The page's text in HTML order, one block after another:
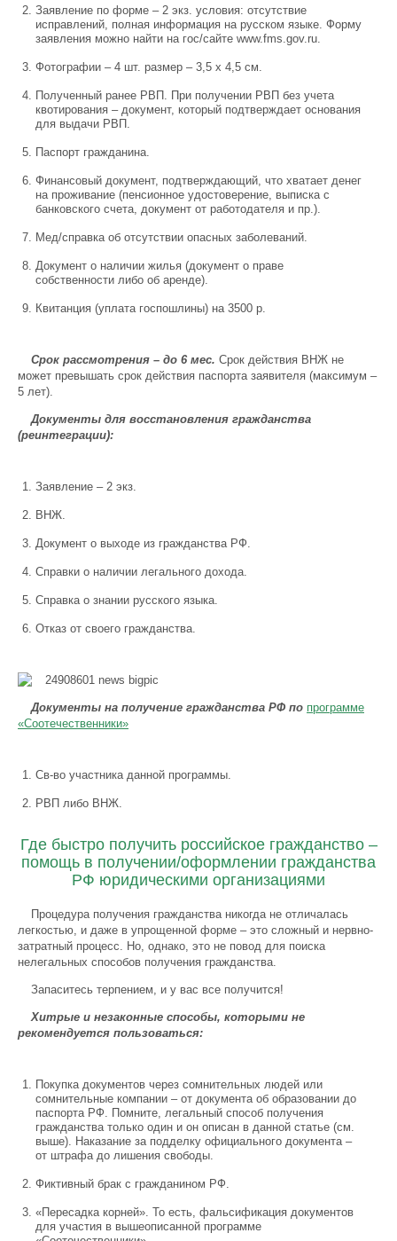
Заявление по форме – 2 экз. условия: отсутствие
исправлений, полная информация на русском языке. Форму
заявления можно найти на гос/сайте www.fms.gov.ru.
Фотографии – 4 шт. размер – 3,5 х 4,5 см.
Полученный ранее РВП. При получении РВП без учета
квотирования – документ, который подтверждает основания
для выдачи РВП.
Паспорт гражданина.
Финансовый документ, подтверждающий, что хватает денег
на проживание (пенсионное удостоверение, выписка с
банковского счета, документ от работодателя и пр.).
Мед/справка об отсутствии опасных заболеваний.
Документ о наличии жилья (документ о праве
собственности либо об аренде).
Квитанция (уплата госпошлины) на 3500 р.
Срок рассмотрения – до 6 мес. Срок действия ВНЖ не
может превышать срок действия паспорта заявителя (максимум –
5 лет).
Документы для восстановления гражданства
(реинтеграции):
Заявление – 2 экз.
ВНЖ.
Документ о выходе из гражданства РФ.
Справки о наличии легального дохода.
Справка о знании русского языка.
Отказ от своего гражданства.
Документы на получение гражданства РФ по программе
«Соотечественники»
Св-во участника данной программы.
РВП либо ВНЖ.
Где быстро получить российское гражданство –
помощь в получении/оформлении гражданства
РФ юридическими организациями
Процедура получения гражданства никогда не отличалась
легкостью, и даже в упрощенной форме – это сложный и нервно-
затратный процесс. Но, однако, это не повод для поиска
нелегальных способов получения гражданства.
Запаситесь терпением, и у вас все получится!
Хитрые и незаконные способы, которыми не
рекомендуется пользоваться:
Покупка документов через сомнительных людей или
сомнительные компании – от документа об образовании до
паспорта РФ. Помните, легальный способ получения
гражданства только один и он описан в данной статье (см.
выше). Наказание за подделку официального документа –
от штрафа до лишения свободы.
Фиктивный брак с гражданином РФ.
«Пересадка корней». То есть, фальсификация документов
для участия в вышеописанной программе